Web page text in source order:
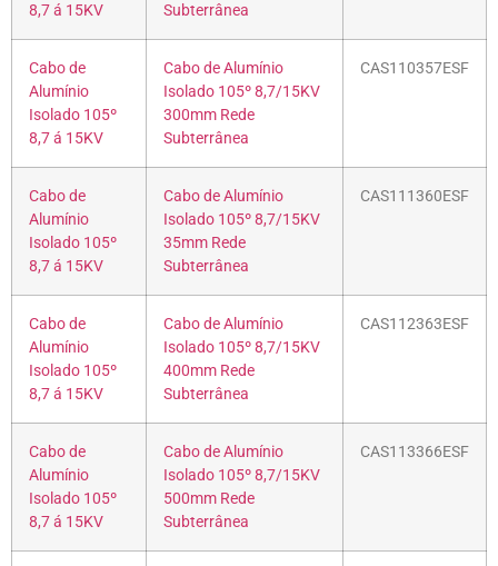
8,7 á 15KV
Subterrânea
Cabo de
Alumínio
Isolado 105º
8,7 á 15KV
Cabo de Alumínio
Isolado 105º 8,7/15KV
300mm Rede
Subterrânea
CAS110357ESF
Cabo de
Alumínio
Isolado 105º
8,7 á 15KV
Cabo de Alumínio
Isolado 105º 8,7/15KV
35mm Rede
Subterrânea
CAS111360ESF
Cabo de
Alumínio
Isolado 105º
8,7 á 15KV
Cabo de Alumínio
Isolado 105º 8,7/15KV
400mm Rede
Subterrânea
CAS112363ESF
Cabo de
Alumínio
Isolado 105º
8,7 á 15KV
Cabo de Alumínio
Isolado 105º 8,7/15KV
500mm Rede
Subterrânea
CAS113366ESF